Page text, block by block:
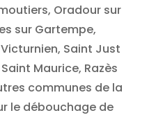
Oradour sur
sur Gartempe,
Saint Just
Maurice, Razès
communes de la
le débouchage de